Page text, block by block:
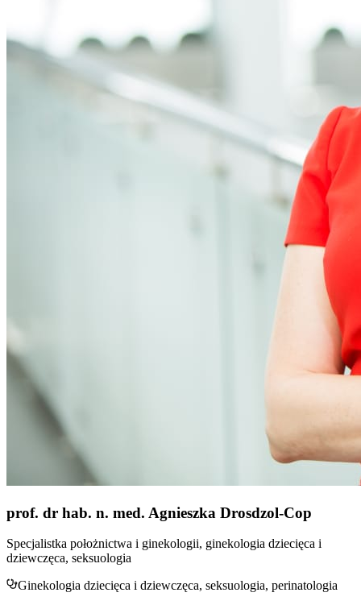
prof. dr hab. n. med. Agnieszka Drosdzol-Cop
Specjalistka położnictwa i ginekologii, ginekologia dziecięca i
dziewczęca, seksuologia
Ginekologia dziecięca i dziewczęca, seksuologia, perinatologia